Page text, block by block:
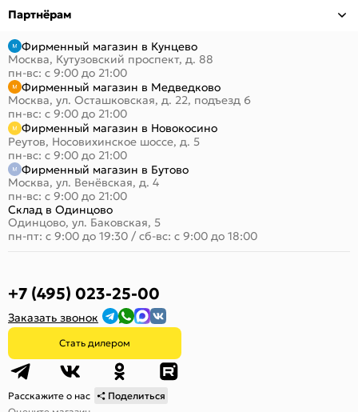
Партнёрам
Фирменный магазин в Кунцево
Москва, Кутузовский проспект, д. 88
пн-вс: с 9:00 до 21:00
Фирменный магазин в Медведково
Москва, ул. Осташковская, д. 22, подъезд 6
пн-вс: с 9:00 до 21:00
Фирменный магазин в Новокосино
Реутов, Носовихинское шоссе, д. 5
пн-вс: с 9:00 до 21:00
Фирменный магазин в Бутово
Москва, ул. Венёвская, д. 4
пн-вс: с 9:00 до 21:00
Склад в Одинцово
Одинцово, ул. Баковская, 5
пн-пт: с 9:00 до 19:30 / сб-вс: с 9:00 до 18:00
+7 (495) 023-25-00
Заказать звонок
Стать дилером
Расскажите о нас
Поделиться